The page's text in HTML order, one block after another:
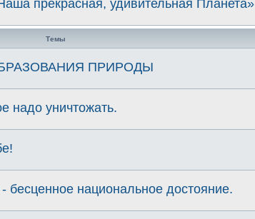
прекрасная, удивительная Планета»
Темы
ПРИРОДЫ
надо уничтожать.
бесценное национальное достояние.